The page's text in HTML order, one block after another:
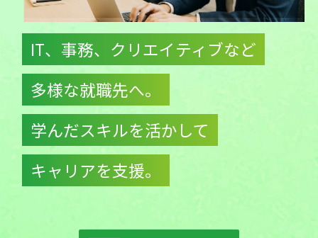
IT、事務、クリエイティブなど
多様な就職先へ。
学んだスキルを活かして
キャリアを支援。